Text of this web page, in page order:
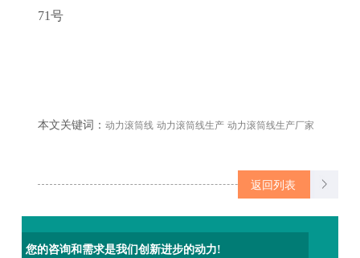
71号
本文关键词： 动力滚筒线 动力滚筒线生产 动力滚筒线生产厂家
返回列表
您的咨询和需求是我们创新进步的动力!